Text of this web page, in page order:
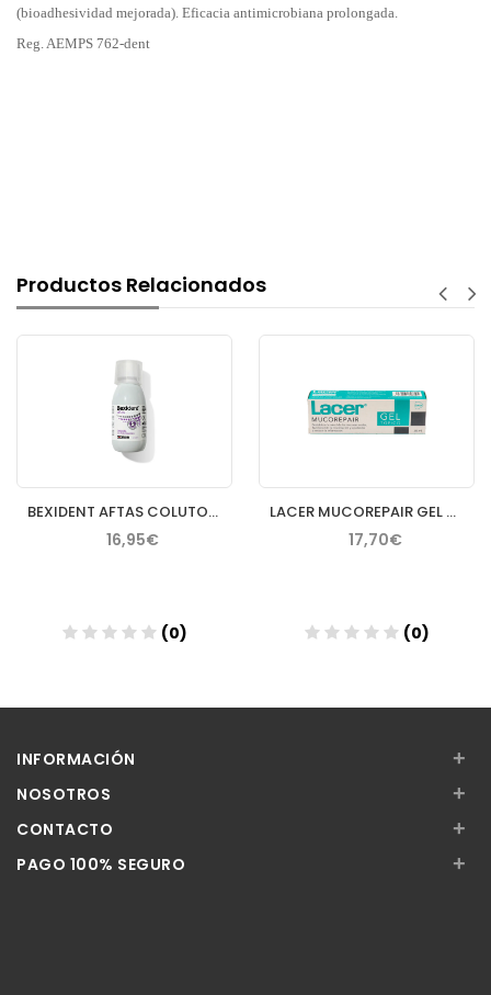
(bioadhesividad mejorada). Eficacia antimicrobiana prolongada.
Reg. AEMPS 762-dent
Productos Relacionados
BEXIDENT AFTAS COLUTORIO BUCAL PROTECTOR 120 ML
16,95€
(0)
LACER MUCOREPAIR GEL TOPICO 30 ML
17,70€
(0)
INFORMACIÓN +
NOSOTROS +
CONTACTO +
PAGO 100% SEGURO +